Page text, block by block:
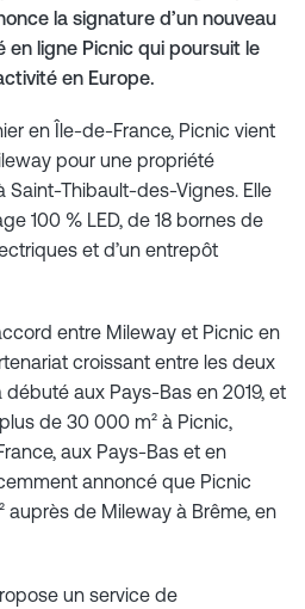
la signature d’un nouveau
en ligne Picnic qui poursuit le
en Europe.
en Île-de-France, Picnic vient
pour une propriété
Saint-Thibault-des-Vignes. Elle
100 % LED, de 18 bornes de
et d’un entrepôt
entre Mileway et Picnic en
croissant entre les deux
aux Pays-Bas en 2019, et
de 30 000 m² à Picnic,
aux Pays-Bas et en
annoncé que Picnic
auprès de Mileway à Brême, en
un service de